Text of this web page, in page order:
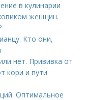
в кулинарии
женщин.
Кто они,
нет. Прививка от
кори и пути
Оптимальное